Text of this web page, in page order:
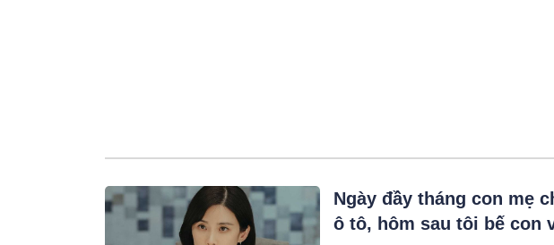
Ngày đầy tháng con mẹ
ô tô, hôm sau tôi bế con